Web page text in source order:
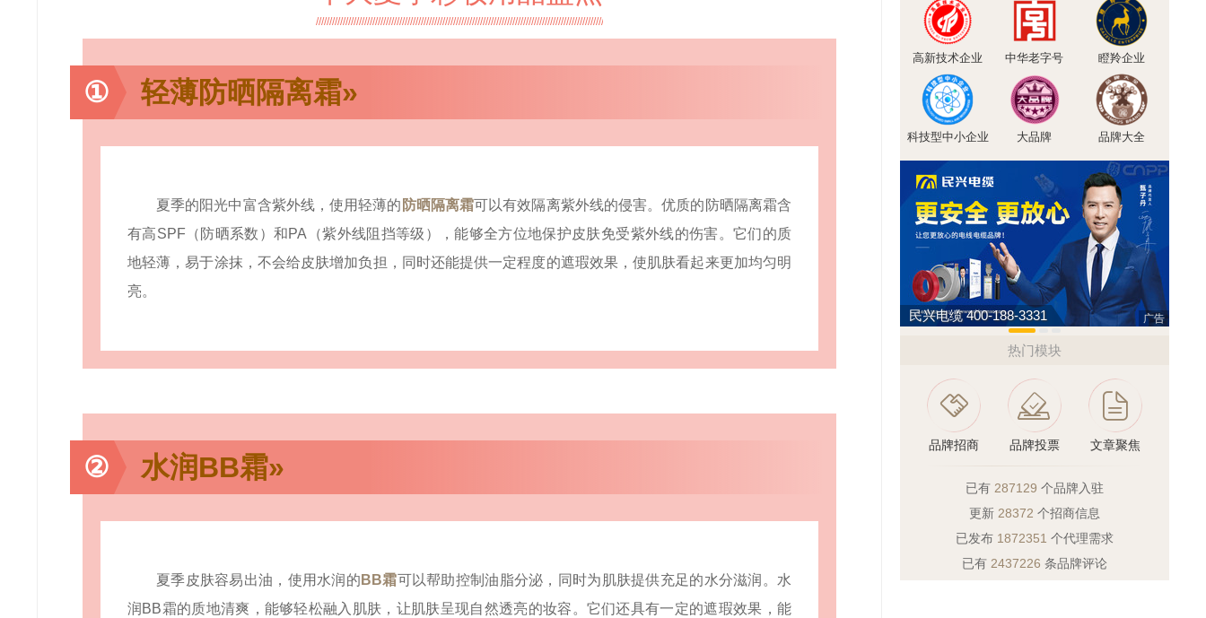
① 轻薄防晒隔离霜»
夏季的阳光中富含紫外线，使用轻薄的 防晒隔离霜可以有效隔离紫外线的侵害。优质的防晒隔离霜含
有高SPF（防晒系数）和PA（紫外线阻挡等级），能够全方位地保护皮肤免受紫外线的伤害。它们的质
地轻薄，易于涂抹，不会给皮肤增加负担，同时还能提供一定程度的遮瑕效果，使肌肤看起来更加均匀明
亮。
② 水润BB霜»
夏季皮肤容易出油，使用水润的 BB霜可以帮助控制油脂分泌，同时为肌肤提供充足的水分滋润。水
润BB霜的质地清爽，能够轻松融入肌肤，让肌肤呈现自然透亮的妆容。它们还具有一定的遮瑕效果，能
高新技术企业 中华老字号 瞪羚企业
科技型中小企业 大品牌 品牌大全
民兴电缆 400-188-3331 广告
热门模块
品牌招商 品牌投票 文章聚焦
已有 287129 个品牌入驻
更新 28372 个招商信息
已发布 1872351 个代理需求
已有 2437226 条品牌评论